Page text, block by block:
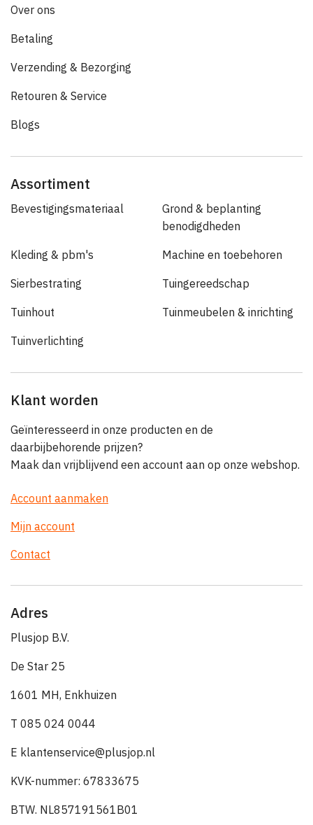
Over ons
Betaling
Verzending & Bezorging
Retouren & Service
Blogs
Assortiment
Bevestigingsmateriaal
Grond & beplanting
benodigdheden
Kleding & pbm's Machine en toebehoren
Sierbestrating Tuingereedschap
Tuinhout Tuinmeubelen & inrichting
Tuinverlichting
Klant worden
Geïnteresseerd in onze producten en de
daarbijbehorende prijzen?
Maak dan vrijblijvend een account aan op onze webshop.
Account aanmaken
Mijn account
Contact
Adres
Plusjop B.V.
De Star 25
1601 MH, Enkhuizen
T 085 024 0044
E klantenservice@plusjop.nl
KVK-nummer: 67833675
BTW. NL857191561B01